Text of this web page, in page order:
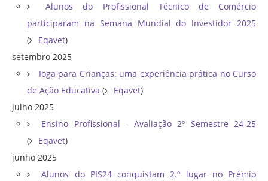
Alunos do Profissional Técnico de Comércio
participaram na Semana Mundial do Investidor 2025
(
Eqavet)
setembro 2025
Ioga para Crianças: uma experiência prática no Curso
de Ação Educativa ( Eqavet)
julho 2025
Ensino Profissional - Avaliação 2º Semestre 24-25
(
Eqavet)
junho 2025
Alunos do PIS24 conquistam 2.º lugar no Prémio